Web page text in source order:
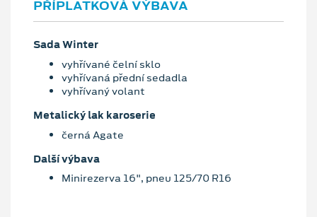
PŘÍPLATKOVÁ VÝBAVA
Sada Winter
vyhřívané čelní sklo
vyhřívaná přední sedadla
vyhřívaný volant
Metalický lak karoserie
černá Agate
Další výbava
Minirezerva 16", pneu 125/70 R16